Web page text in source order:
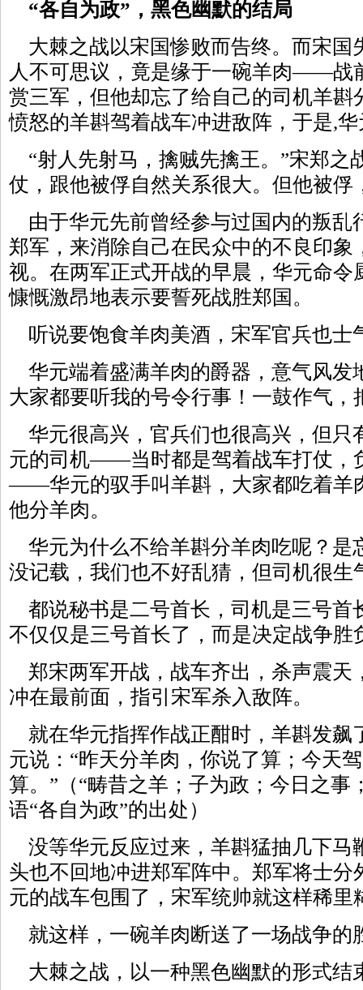
“各自为政”，黑色幽默的结局
大棘之战以宋国惨败而告终。而宋国
人不可思议，竟是缘于一碗羊肉——战
赏三军，但他却忘了给自己的司机羊斟
愤怒的羊斟驾着战车冲进敌阵，于是,
“射人先射马，擒贼先擒王。”宋郑之
仗，跟他被俘自然关系很大。但他被俘
由于华元先前曾经参与过国内的叛乱
郑军，来消除自己在民众中的不良印象
视。在两军正式开战的早晨，华元命令
慷慨激昂地表示要誓死战胜郑国。
听说要饱食羊肉美酒，宋军官兵也士
华元端着盛满羊肉的爵器，意气风发
大家都要听我的号令行事！一鼓作气，
华元很高兴，官兵们也很高兴，但只
元的司机——当时都是驾着战车打仗，
——华元的驭手叫羊斟，大家都吃着羊
他分羊肉。
华元为什么不给羊斟分羊肉吃呢？是
没记载，我们也不好乱猜，但司机很生
都说秘书是二号首长，司机是三号首
不仅仅是三号首长了，而是决定战争胜
郑宋两军开战，战车齐出，杀声震天
冲在最前面，指引宋军杀入敌阵。
就在华元指挥作战正酣时，羊斟发
元说：“昨天分羊肉，你说了算；今天
算。”（“畴昔之羊；子为政；今日之
语“各自为政”的出处）
没等华元反应过来，羊斟猛抽几下马
头也不回地冲进郑军阵中。郑军将士分
元的战车包围了，宋军统帅就这样稀里
就这样，一碗羊肉断送了一场战争的
大棘之战，以一种黑色幽默的形式结